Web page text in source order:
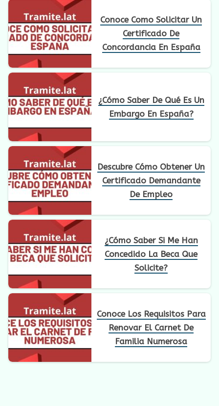
Conoce Como Solicitar Un
Certificado De
Concordancia En España
¿Cómo Saber De Qué Es Un
Embargo En España?
Descubre Cómo Obtener Un
Certificado Demandante
De Empleo
¿Cómo Saber Si Me Han
Concedido La Beca Que
Solicite?
Conoce Los Requisitos Para
Renovar El Carnet De
Familia Numerosa